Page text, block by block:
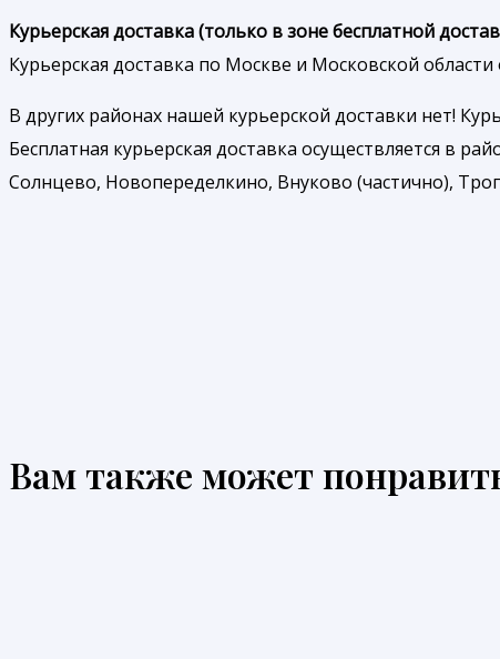
Курьерская доставка (только в зоне бесплатной
Курьерская доставка по Москве и Московской
В других районах нашей курьерской доставки нет!
Бесплатная курьерская доставка осуществляется в
Солнцево, Новопеределкино, Внуково (частично),
Вам также может